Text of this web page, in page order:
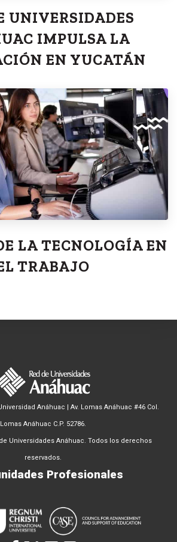
UNIVERSIDADES
IMPULSA LA
EN YUCATÁN
LA TECNOLOGÍA EN
TRABAJO
Anáhuac | Av. Lomas Anáhuac #46 Col.
Lomas Anáhuac C.P. 52786.
Universidades Anáhuac. Todos los derechos
reservados.
Profesionales